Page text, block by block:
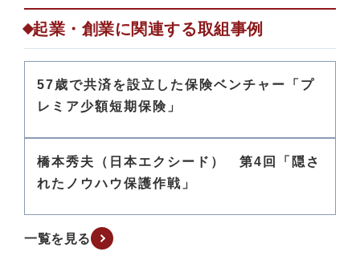
起業・創業に関連する取組事例
57歳で共済を設立した保険ベンチャー「プ
レミア少額短期保険」
橋本秀夫（日本エクシード） 第4回「隠さ
れたノウハウ保護作戦」
一覧を見る